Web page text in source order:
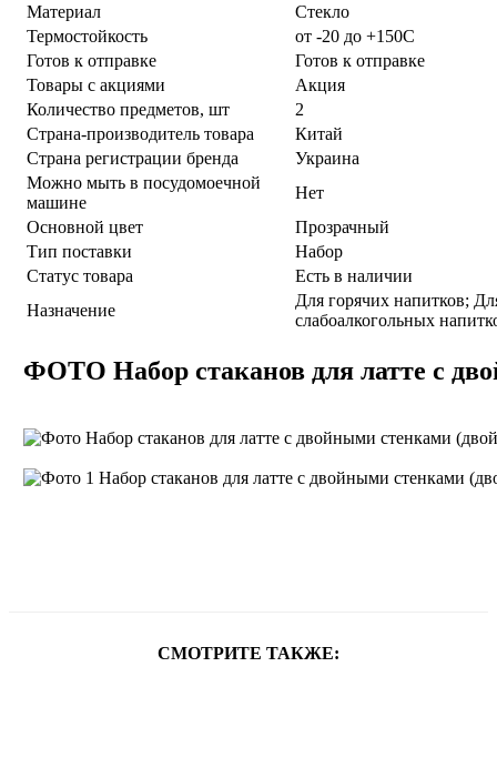
Материал
Стекло
Термостойкость
от -20 до +150С
Готов к отправке
Готов к отправке
Товары с акциями
Акция
Количество предметов, шт
2
Страна-производитель товара
Китай
Страна регистрации бренда
Украина
Можно мыть в посудомоечной
машине
Нет
Основной цвет
Прозрачный
Тип поставки
Набор
Статус товара
Есть в наличии
Назначение
Для горячих напитков;
слабоалкогольных
ФОТО Набор стаканов для латте с
СМОТРИТЕ ТАКЖЕ: